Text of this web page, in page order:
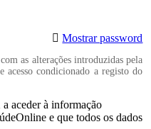
Mostrar password
as alterações introduzidas pela
acesso condicionado a registo do
aceder à informação
e que todos os dados